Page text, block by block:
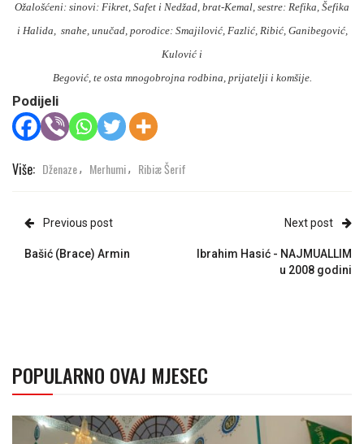
Ožalošćeni: sinovi: Fikret, Safet i Nedžad, brat-Kemal, sestre: Refika, Šefika
i Halida, snahe, unučad, porodice: Smajilović, Fazlić, Ribić, Ganibegović,
Kulović i
Begović, te osta mnogobrojna rodbina, prijatelji i komšije.
Podijeli
Više: Dženaze, Merhumi, Ribiæ Šerif
Previous post
Bašić (Brace) Armin
Next post
Ibrahim Hasić - NAJMUALLIM
u 2008 godini
POPULARNO OVAJ MJESEC